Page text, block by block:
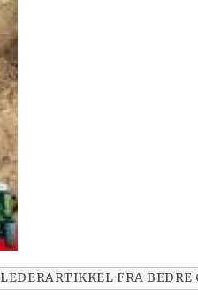
LEDERARTIKKEL FRA BEDRE